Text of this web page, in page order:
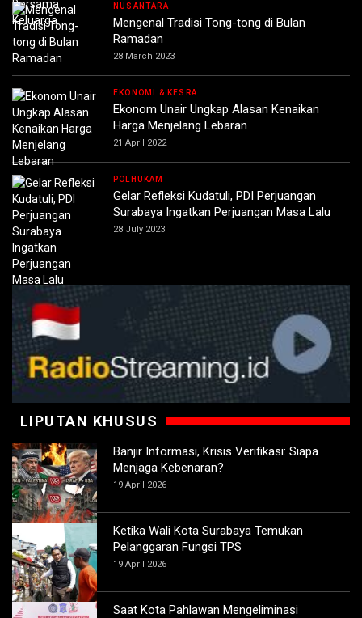
NUSANTARA
Mengenal Tradisi Tong-tong di Bulan
Ramadan
28 March 2023
EKONOMI & KESRA
Ekonom Unair Ungkap Alasan Kenaikan
Harga Menjelang Lebaran
21 April 2022
POLHUKAM
Gelar Refleksi Kudatuli, PDI Perjuangan
Surabaya Ingatkan Perjuangan Masa Lalu
28 July 2023
LIPUTAN KHUSUS
Banjir Informasi, Krisis Verifikasi: Siapa
Menjaga Kebenaran?
19 April 2026
Ketika Wali Kota Surabaya Temukan
Pelanggaran Fungsi TPS
19 April 2026
Saat Kota Pahlawan Mengeliminasi